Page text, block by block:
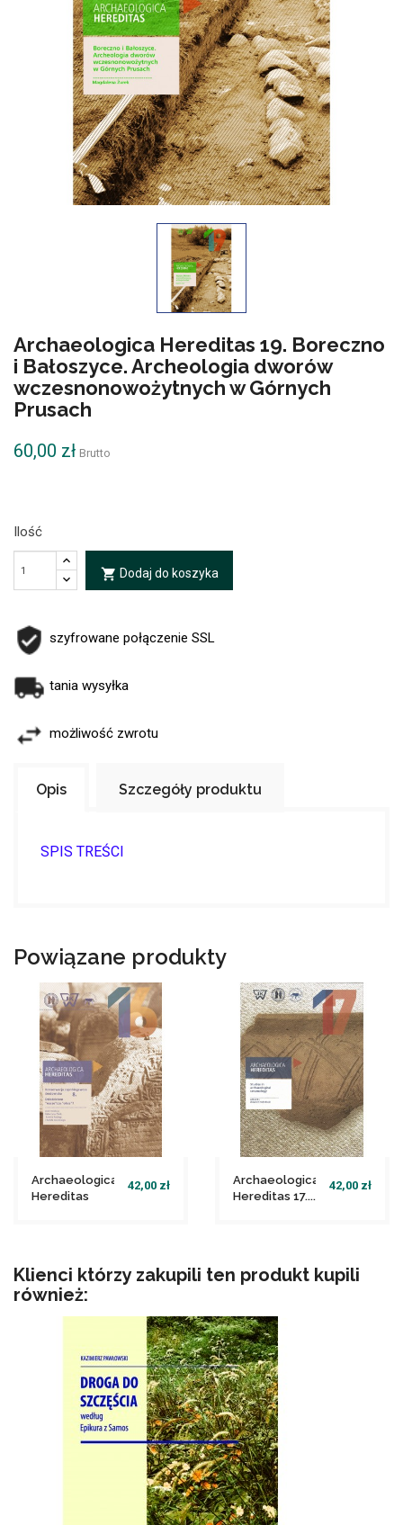
Archaeologica Hereditas 19. Boreczno
i Bałoszyce. Archeologia dworów
wczesnonowożytnych w Górnych
Prusach
60,00 zł Brutto
Ilość
local_grocery_store Dodaj do koszyka
szyfrowane połączenie SSL
tania wysyłka
możliwość zwrotu
Opis Szczegóły produktu
SPIS TREŚCI
Powiązane produkty
Archaeologica
Hereditas
42,00 zł
Archaeologica
Hereditas 17....
42,00 zł
Klienci którzy zakupili ten produkt kupili
również: